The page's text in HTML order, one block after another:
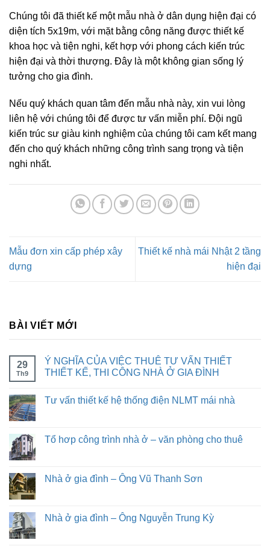
Chúng tôi đã thiết kế một mẫu nhà ở dân dụng hiện đại có
diện tích 5x19m, với mặt bằng công năng được thiết kế
khoa học và tiện nghi, kết hợp với phong cách kiến trúc
hiện đại và thời thượng. Đây là một không gian sống lý
tưởng cho gia đình.
Nếu quý khách quan tâm đến mẫu nhà này, xin vui lòng
liên hệ với chúng tôi để được tư vấn miễn phí. Đội ngũ
kiến trúc sư giàu kinh nghiệm của chúng tôi cam kết mang
đến cho quý khách những công trình sang trọng và tiện
nghi nhất.
Mẫu đơn xin cấp phép xây
dựng
Thiết kế nhà mái Nhật 2 tầng
hiện đại
BÀI VIẾT MỚI
29
Th9
Ý NGHĨA CỦA VIỆC THUÊ TƯ VẤN THIẾT
THIẾT KẾ, THI CÔNG NHÀ Ở GIA ĐÌNH
Tư vấn thiết kế hệ thống điện NLMT mái nhà
Tổ hơp công trình nhà ở – văn phòng cho thuê
Nhà ở gia đình – Ông Vũ Thanh Sơn
Nhà ở gia đình – Ông Nguyễn Trung Kỳ